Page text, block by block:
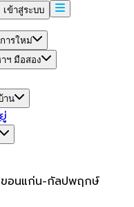
เข้าสู่ระบบ
ารใหม่
ฯ มือสอง
าน
ขอนแก่น-กัลปพฤกษ์